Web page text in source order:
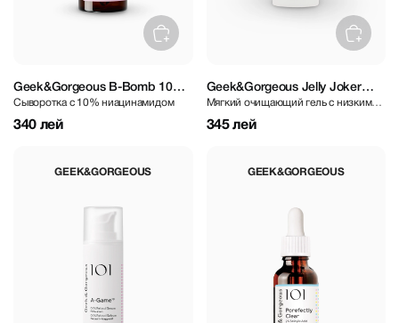
Geek&Gorgeous B-Bomb 10%
Niacinamide Serum 30 ml
Сыворотка с 10% ниацинамидом
340 лей
Geek&Gorgeous Jelly Joker
Cleaser 150 ml
Мягкий очищающий гель с низким
PH
345 лей
GEEK&GORGEOUS GEEK&GORGEOUS